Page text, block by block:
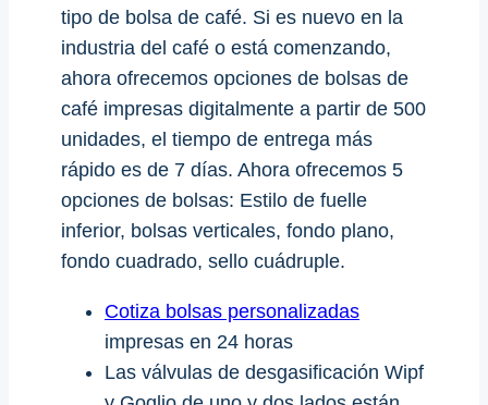
tipo de bolsa de café. Si es nuevo en la
industria del café o está comenzando,
ahora ofrecemos opciones de bolsas de
café impresas digitalmente a partir de 500
unidades, el tiempo de entrega más
rápido es de 7 días. Ahora ofrecemos 5
opciones de bolsas: Estilo de fuelle
inferior, bolsas verticales, fondo plano,
fondo cuadrado, sello cuádruple.
Cotiza bolsas personalizadas
impresas en 24 horas
Las válvulas de desgasificación Wipf